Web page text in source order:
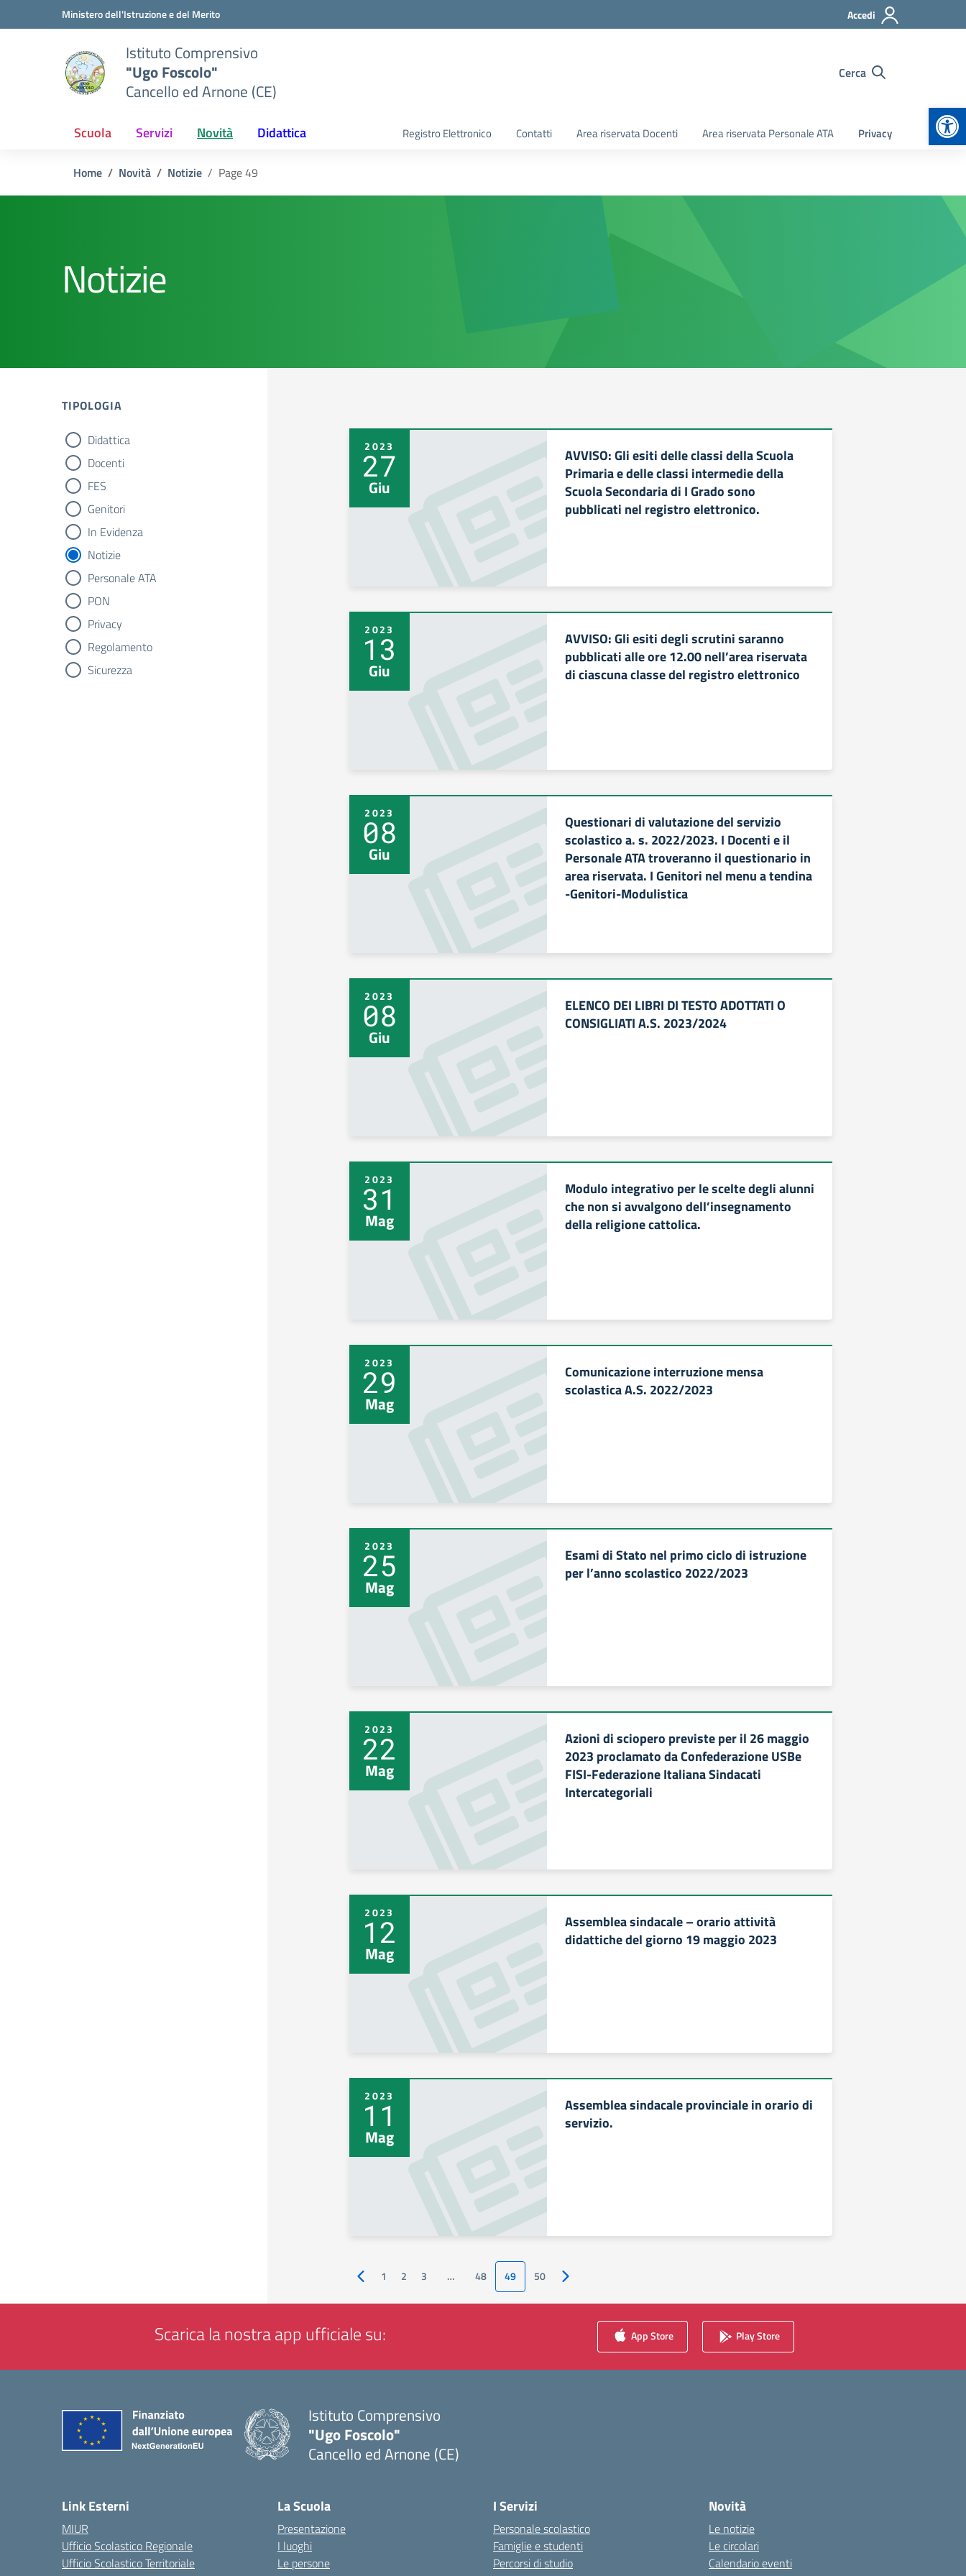
Vai ai contenuti
Vai al menu di navigazioneMinistero dell'Istruzione e del Merito Accedi
Istituto Comprensivo
"Ugo Foscolo"
Cancello ed Arnone (CE)
Cerca
Scuola Servizi Novità Didattica Registro Elettronico Contatti Area riservata Docenti Area riservata Personale ATA Privacy
Home Novità Notizie Page 49
Notizie
TIPOLOGIA
tipologia di articoli
Didattica
Docenti
FES
Genitori
In Evidenza
Notizie
Personale ATA
PON
Privacy
Regolamento
Sicurezza
2023
27
Giu
AVVISO: Gli esiti delle classi della Scuola
Primaria e delle classi intermedie della
Scuola Secondaria di I Grado sono
pubblicati nel registro elettronico.
2023
13
Giu
AVVISO: Gli esiti degli scrutini saranno
pubblicati alle ore 12.00 nell’area riservata
di ciascuna classe del registro elettronico
2023
08
Giu
Questionari di valutazione del servizio
scolastico a. s. 2022/2023. I Docenti e il
Personale ATA troveranno il questionario in
area riservata. I Genitori nel menu a tendina
-Genitori-Modulistica
2023
08
Giu
ELENCO DEI LIBRI DI TESTO ADOTTATI O
CONSIGLIATI A.S. 2023/2024
2023
31
Mag
Modulo integrativo per le scelte degli alunni
che non si avvalgono dell’insegnamento
della religione cattolica.
2023
29
Mag
Comunicazione interruzione mensa
scolastica A.S. 2022/2023
2023
25
Mag
Esami di Stato nel primo ciclo di istruzione
per l’anno scolastico 2022/2023
2023
22
Mag
Azioni di sciopero previste per il 26 maggio
2023 proclamato da Confederazione USBe
FISI-Federazione Italiana Sindacati
Intercategoriali
2023
12
Mag
Assemblea sindacale – orario attività
didattiche del giorno 19 maggio 2023
2023
11
Mag
Assemblea sindacale provinciale in orario di
servizio.
Pagina precedente
1 2 3 … 48 49 50 Pagina successiva
Scarica la nostra app ufficiale su: App Store Play Store
Istituto Comprensivo
"Ugo Foscolo"
Cancello ed Arnone (CE)
Link Esterni
MIUR
Ufficio Scolastico Regionale
Ufficio Scolastico Territoriale
La Scuola
Presentazione
I luoghi
Le persone
I Servizi
Personale scolastico
Famiglie e studenti
Percorsi di studio
Novità
Le notizie
Le circolari
Calendario eventi